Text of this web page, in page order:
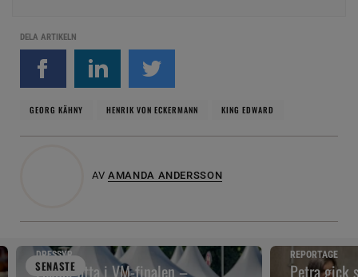
DELA ARTIKELN
GEORG KÄHNY HENRIK VON ECKERMANN KING EDWARD
AV AMANDA ANDERSSON
SENASTE
DRESSYR
Lexner åtta i VM-finalen –
REPORTAGE
Petra gick